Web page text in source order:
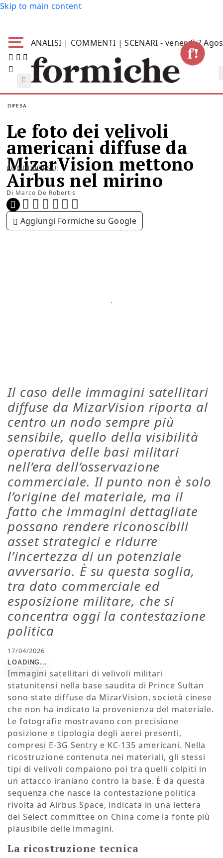
Skip to main content
ANALISI | COMMENTI | SCENARI - venerdì 7
DIFESA
Le foto dei velivoli
americani diffuse da
MizarVision mettono
Airbus nel mirino
Di Marco De Robertis
CONDIVIDI SU:
Aggiungi Formiche su Google
Il caso delle immagini satellitari
diffuse da MizarVision riporta al
centro un nodo sempre più
sensibile, quello della visibilità
operativa delle basi militari
nell’era dell’osservazione
commerciale. Il punto non è solo
l’origine del materiale, ma il
fatto che immagini dettagliate
possano rendere riconoscibili
asset strategici e ridurre
l’incertezza di un potenziale
avversario. È su questa soglia,
tra dato commerciale ed
esposizione militare, che si
concentra oggi la contestazione
politica
17/04/2026
Immagini satellitari di velivoli militari
statunitensi nella base saudita di Prince Sultan
sono state diffuse da MizarVision, società cinese
che non ha indicato la provenienza del materiale.
Le fotografie mostravano con precisione
posizione e tipologia degli aerei presenti,
compresi E-3G Sentry e KC-135 americani. Nella
ricostruzione contenuta nei materiali, gli stessi
tipi di velivoli compaiono poi tra quelli colpiti in
un attacco iraniano contro la base. È da questa
sequenza che nasce la contestazione politica
rivolta ad Airbus Space, indicata in una lettera
del Select committee on China come la fonte più
plausibile delle immagini.
La ricostruzione tecnica